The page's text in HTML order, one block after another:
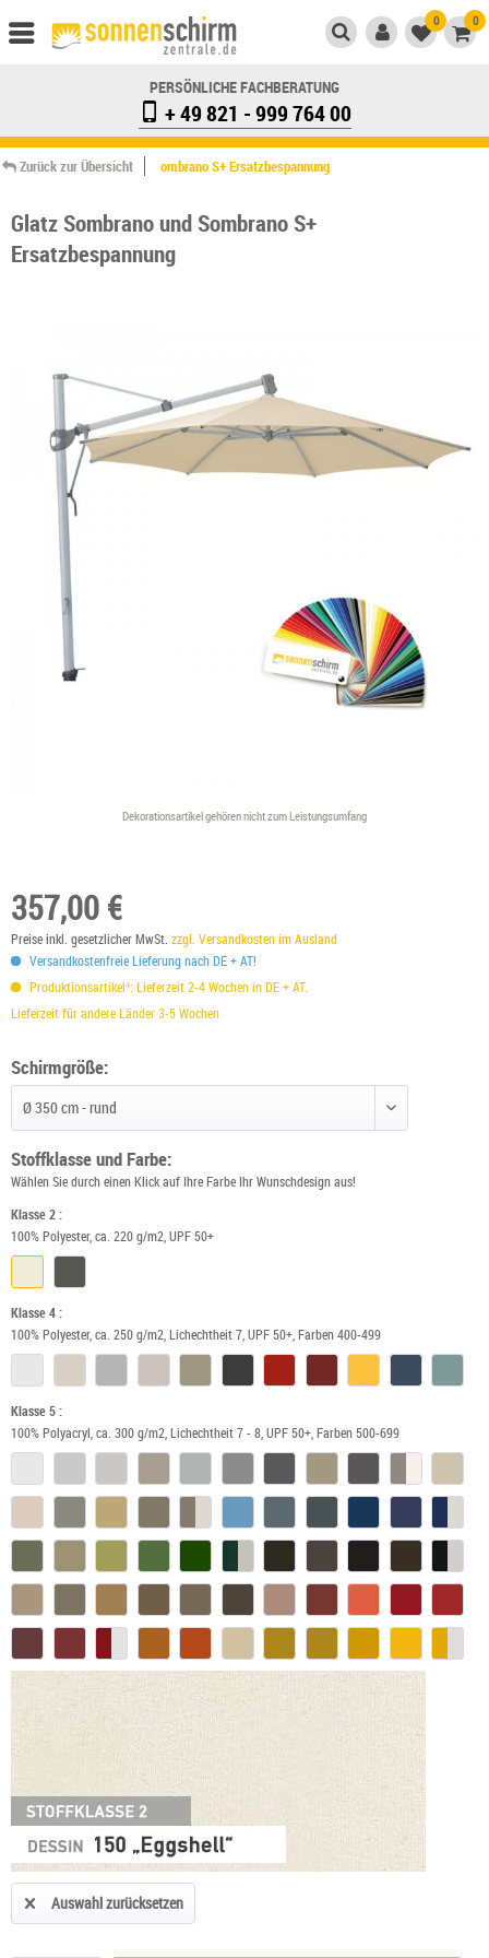
0 0
PERSÖNLICHE FACHBERATUNG
+ 49 821 - 999 764 00
Zurück zur Übersicht ombrano S+ Ersatzbespannung
Glatz Sombrano und Sombrano S+
Ersatzbespannung
Dekorationsartikel gehören nicht zum Leistungsumfang
357,00 €
Preise inkl. gesetzlicher MwSt. zzgl. Versandkosten im Ausland
Versandkostenfreie Lieferung nach DE + AT!
Produktionsartikel⁴: Lieferzeit 2-4 Wochen in DE + AT.
Lieferzeit für andere Länder 3-5 Wochen
Schirmgröße:
Stoffklasse und Farbe:
Wählen Sie durch einen Klick auf Ihre Farbe Ihr Wunschdesign aus!
Klasse 2 :
100% Polyester, ca. 220 g/m2, UPF 50+
Klasse 4 :
100% Polyester, ca. 250 g/m2, Lichechtheit 7, UPF 50+, Farben 400-499
Klasse 5 :
100% Polyacryl, ca. 300 g/m2, Lichechtheit 7 - 8, UPF 50+, Farben 500-699
Auswahl zurücksetzen